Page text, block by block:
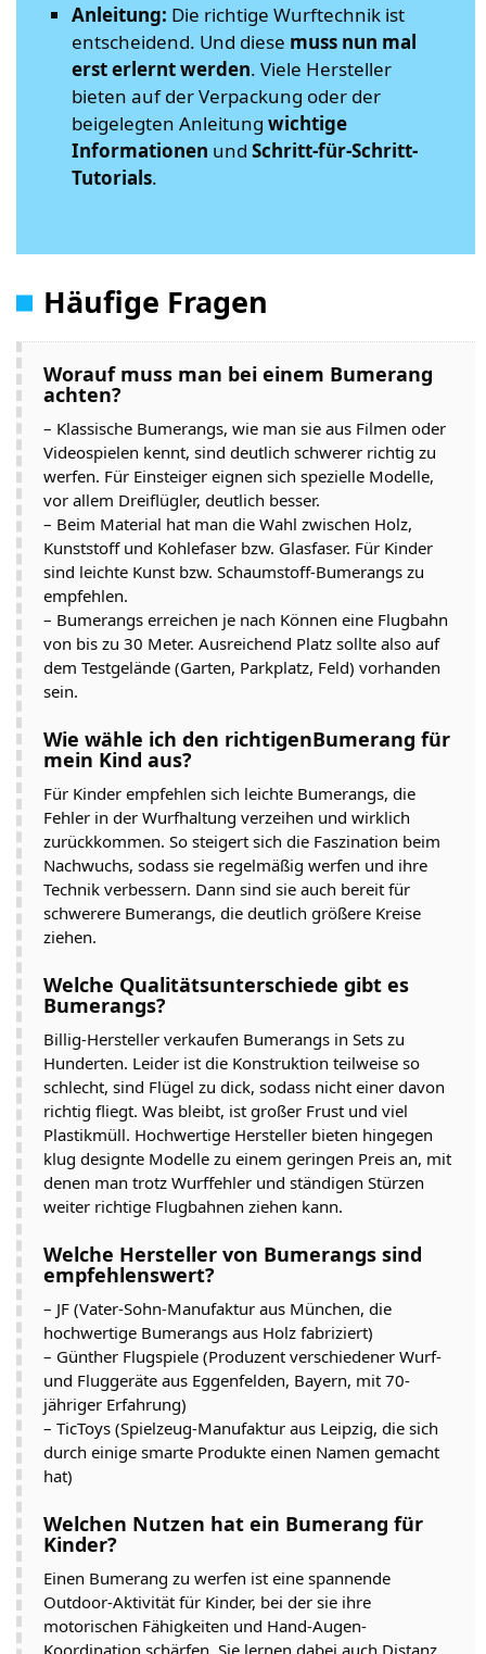
Anleitung: Die richtige Wurftechnik ist
entscheidend. Und diese muss nun mal
erst erlernt werden. Viele Hersteller
bieten auf der Verpackung oder der
beigelegten Anleitung wichtige
Informationen und Schritt-für-Schritt-
Tutorials.
Häufige Fragen
Worauf muss man bei einem Bumerang
achten?
– Klassische Bumerangs, wie man sie aus Filmen oder
Videospielen kennt, sind deutlich schwerer richtig zu
werfen. Für Einsteiger eignen sich spezielle Modelle,
vor allem Dreiflügler, deutlich besser.
– Beim Material hat man die Wahl zwischen Holz,
Kunststoff und Kohlefaser bzw. Glasfaser. Für Kinder
sind leichte Kunst bzw. Schaumstoff-Bumerangs zu
empfehlen.
– Bumerangs erreichen je nach Können eine Flugbahn
von bis zu 30 Meter. Ausreichend Platz sollte also auf
dem Testgelände (Garten, Parkplatz, Feld) vorhanden
sein.
Wie wähle ich den richtigenBumerang für
mein Kind aus?
Für Kinder empfehlen sich leichte Bumerangs, die
Fehler in der Wurfhaltung verzeihen und wirklich
zurückkommen. So steigert sich die Faszination beim
Nachwuchs, sodass sie regelmäßig werfen und ihre
Technik verbessern. Dann sind sie auch bereit für
schwerere Bumerangs, die deutlich größere Kreise
ziehen.
Welche Qualitätsunterschiede gibt es
Bumerangs?
Billig-Hersteller verkaufen Bumerangs in Sets zu
Hunderten. Leider ist die Konstruktion teilweise so
schlecht, sind Flügel zu dick, sodass nicht einer davon
richtig fliegt. Was bleibt, ist großer Frust und viel
Plastikmüll. Hochwertige Hersteller bieten hingegen
klug designte Modelle zu einem geringen Preis an, mit
denen man trotz Wurffehler und ständigen Stürzen
weiter richtige Flugbahnen ziehen kann.
Welche Hersteller von Bumerangs sind
empfehlenswert?
– JF (Vater-Sohn-Manufaktur aus München, die
hochwertige Bumerangs aus Holz fabriziert)
– Günther Flugspiele (Produzent verschiedener Wurf-
und Fluggeräte aus Eggenfelden, Bayern, mit 70-
jähriger Erfahrung)
– TicToys (Spielzeug-Manufaktur aus Leipzig, die sich
durch einige smarte Produkte einen Namen gemacht
hat)
Welchen Nutzen hat ein Bumerang für
Kinder?
Einen Bumerang zu werfen ist eine spannende
Outdoor-Aktivität für Kinder, bei der sie ihre
motorischen Fähigkeiten und Hand-Augen-
Koordination schärfen. Sie lernen dabei auch Distanz